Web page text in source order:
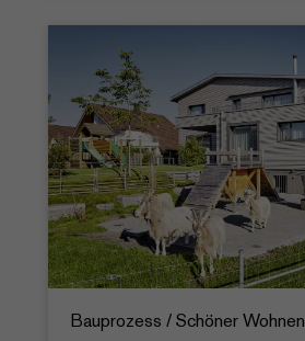
Bauprozess / Schöner Wohnen